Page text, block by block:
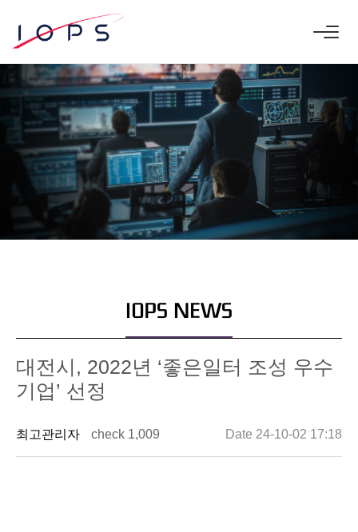
IOPS NEWS
대전시, 2022년 ‘좋은일터 조성 우수
기업’ 선정
최고관리자 check 1,009 Date 24-10-02 17:18